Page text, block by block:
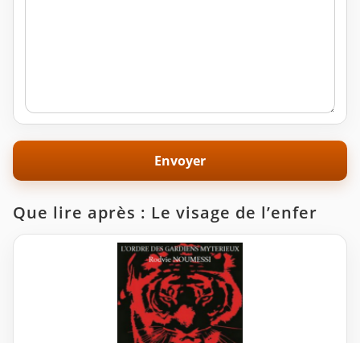
Que lire après : Le visage de l’enfer